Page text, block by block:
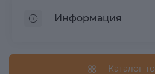
Информация
Каталог